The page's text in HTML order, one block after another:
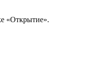
«Открытие».